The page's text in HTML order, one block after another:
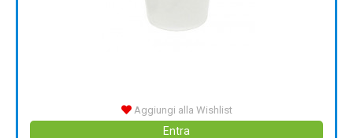
Aggiungi alla Wishlist
Entra